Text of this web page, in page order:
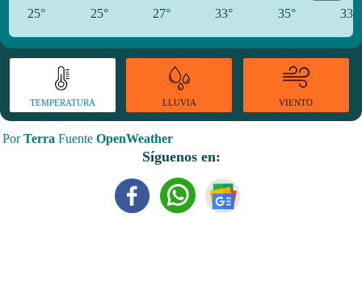
25° 25° 27° 33° 35° 33°
TEMPERATURA LLUVIA VIENTO
PorTerra Fuente OpenWeather
Síguenos en: